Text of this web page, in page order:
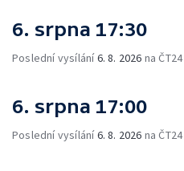
6. srpna 17:30
Poslední vysílání6. 8. 2026 na ČT24
6. srpna 17:00
Poslední vysílání6. 8. 2026 na ČT24